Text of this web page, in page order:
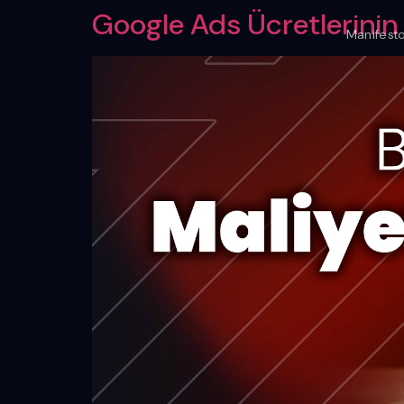
Google Ads Ücretlerinin